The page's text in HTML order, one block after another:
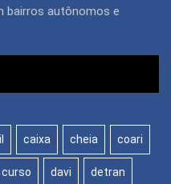
bairros autônomos e
caixa cheia coari
curso davi detran